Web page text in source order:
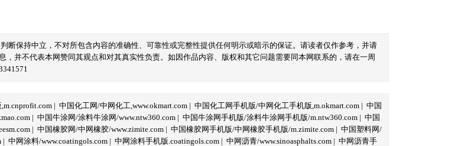
断保持中立，不对所包含内容的准确性、可靠性或完整性提供任何明示或暗示的保证。请读者仅作参考，并请
并不代表本网赞同其观点和对其真实性负责。如因作品内容、版权和其它问题需要同本网联系的，请在一周
| 中国化工网/中网化工,www.okmart.com | 中国化工网手机版/中网化工手机版,m.okmart.com | 中国
| 中国牛涂网/涂料牛涂网/www.ntw360.com | 中国牛涂网手机版/涂料牛涂网手机版/m.ntw360.com | 中国
| 中国橡胶网/中网橡胶/www.zimite.com | 中国橡胶网手机版/中网橡胶手机版/m.zimite.com | 中国塑料网/
| 中网涂料/www.coatingols.com | 中网涂料手机版.coatingols.com | 中网沥青/www.sinoasphalts.com | 中网沥青手